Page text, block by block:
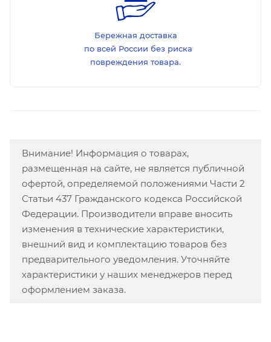
Бережная доставка
по всей России без риска
повреждения товара.
Внимание! Информация о товарах,
размещенная на сайте, не является публичной
офертой, определяемой положениями Части 2
Статьи 437 Гражданского кодекса Российской
Федерации. Производители вправе вносить
изменения в технические характеристики,
внешний вид и комплектацию товаров без
предварительного уведомления. Уточняйте
характеристики у наших менеджеров перед
оформлением заказа.